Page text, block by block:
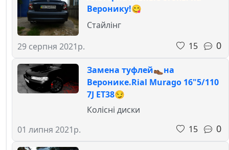
Веронику!😋
29 серпня 2021р.
Стайлінг
15
0
Замена туфлей👞на
Веронике.Rial Murago 16"5/110
7J ET38😏
01 липня 2021р.
Колісні диски
15
0